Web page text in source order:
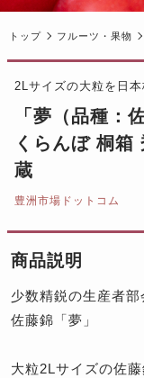
トップ フルーツ・果物
2Lサイズの大粒を日
「夢（品種：
くらんぼ 桐
蔵
豊洲市場ドットコム
商品説明
少数精鋭の生産者
佐藤錦「夢」
大粒2Lサイズの佐